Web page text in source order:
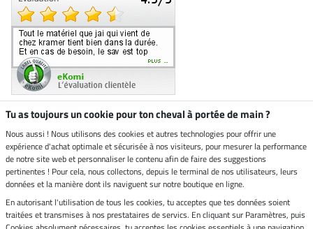
Boutique climatiquement
neutre
Livraison par
Paiement sécurisé
Tu as toujours un cookie pour ton cheval à portée de main ?
Nous aussi ! Nous utilisons des cookies et autres technologies pour offrir une
expérience d'achat optimale et sécurisée à nos visiteurs, pour mesurer la performance
de notre site web et personnaliser le contenu afin de faire des suggestions
pertinentes ! Pour cela, nous collectons, depuis le terminal de nos utilisateurs, leurs
données et la manière dont ils naviguent sur notre boutique en ligne.
En autorisant l'utilisation de tous les cookies, tu acceptes que tes données soient
traitées et transmises à nos prestataires de servics. En cliquant sur Paramètres, puis